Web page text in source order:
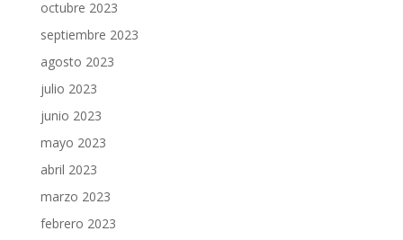
octubre 2023
septiembre 2023
agosto 2023
julio 2023
junio 2023
mayo 2023
abril 2023
marzo 2023
febrero 2023